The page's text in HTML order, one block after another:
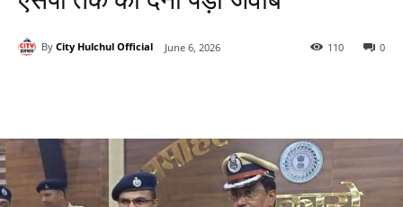
By City Hulchul Official June 6, 2026 0
110